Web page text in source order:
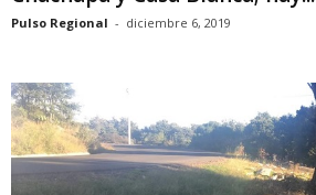
Pulso Regional - diciembre 6, 2019